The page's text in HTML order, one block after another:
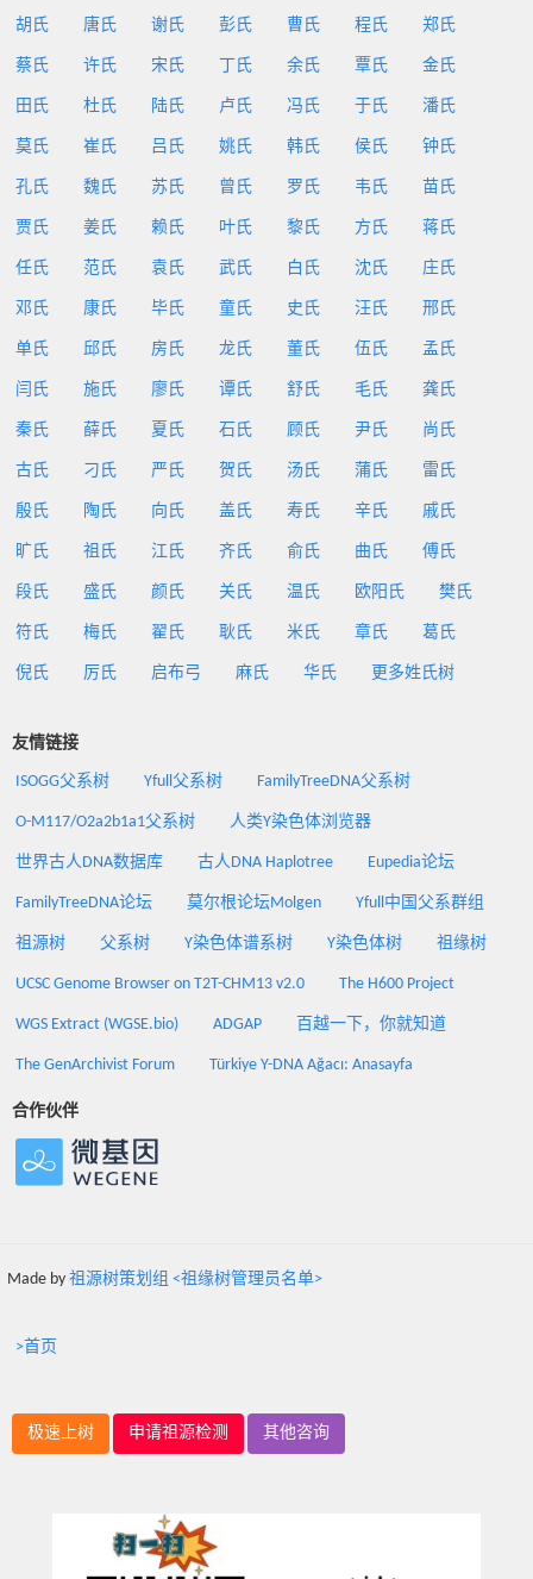
胡氏 唐氏 谢氏 彭氏 曹氏 程氏 郑氏
蔡氏 许氏 宋氏 丁氏 余氏 覃氏 金氏
田氏 杜氏 陆氏 卢氏 冯氏 于氏 潘氏
莫氏 崔氏 吕氏 姚氏 韩氏 侯氏 钟氏
孔氏 魏氏 苏氏 曾氏 罗氏 韦氏 苗氏
贾氏 姜氏 赖氏 叶氏 黎氏 方氏 蒋氏
任氏 范氏 袁氏 武氏 白氏 沈氏 庄氏
邓氏 康氏 毕氏 童氏 史氏 汪氏 邢氏
单氏 邱氏 房氏 龙氏 董氏 伍氏 孟氏
闫氏 施氏 廖氏 谭氏 舒氏 毛氏 龚氏
秦氏 薛氏 夏氏 石氏 顾氏 尹氏 尚氏
古氏 刁氏 严氏 贺氏 汤氏 蒲氏 雷氏
殷氏 陶氏 向氏 盖氏 寿氏 辛氏 戚氏
旷氏 祖氏 江氏 齐氏 俞氏 曲氏 傅氏
段氏 盛氏 颜氏 关氏 温氏 欧阳氏 樊氏
符氏 梅氏 翟氏 耿氏 米氏 章氏 葛氏
倪氏 厉氏 启布弓 麻氏 华氏 更多姓氏树
友情链接
ISOGG父系树 Yfull父系树 FamilyTreeDNA父系树
O-M117/O2a2b1a1父系树 人类Y染色体浏览器
世界古人DNA数据库 古人DNA Haplotree Eupedia论坛
FamilyTreeDNA论坛 莫尔根论坛Molgen Yfull中国父系群组
祖源树 父系树 Y染色体谱系树 Y染色体树 祖缘树
UCSC Genome Browser on T2T-CHM13 v2.0 The H600 Project
WGS Extract (WGSE.bio) ADGAP 百越一下，你就知道
The GenArchivist Forum Türkiye Y-DNA Ağacı: Anasayfa
合作伙伴
Made by 祖源树策划组 <祖缘树管理员名单>
>首页
极速上树 申请祖源检测 其他咨询